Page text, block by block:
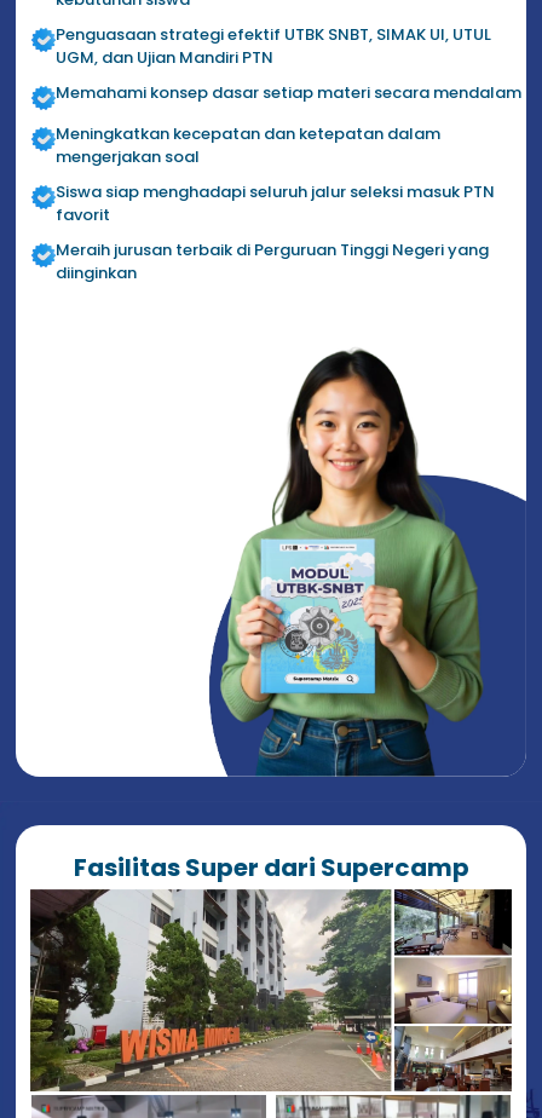
Penguasaan strategi efektif UTBK SNBT, SIMAK UI, UTUL
UGM, dan Ujian Mandiri PTN
Memahami konsep dasar setiap materi secara mendalam
Meningkatkan kecepatan dan ketepatan dalam
mengerjakan soal
Siswa siap menghadapi seluruh jalur seleksi masuk PTN
favorit
Meraih jurusan terbaik di Perguruan Tinggi Negeri yang
diinginkan
Fasilitas Super dari Supercamp